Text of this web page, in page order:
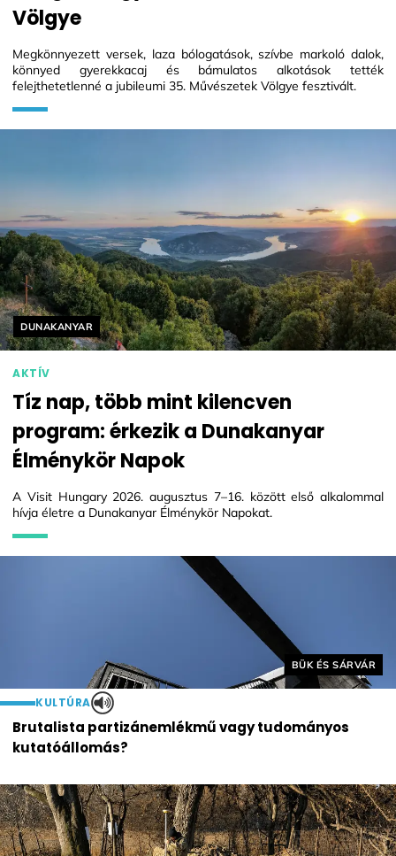
Völgye
Megkönnyezett versek, laza bólogatások, szívbe markoló dalok,
könnyed gyerekkacaj és bámulatos alkotások tették
felejthetetlenné a jubileumi 35. Művészetek Völgye fesztivált.
Helyszín címkék:
BÜK ÉS SÁRVÁR
KULTÚRA
Brutalista partizánemlékmű vagy tudományos
kutatóállomás?
Helyszín címkék:
DUNAKANYAR
AKTÍV
Tíz nap, több mint kilencven
program: érkezik a Dunakanyar
Élménykör Napok
A Visit Hungary 2026. augusztus 7–16. között első alkalommal
hívja életre a Dunakanyar Élménykör Napokat.